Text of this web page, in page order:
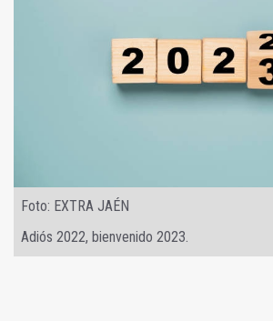
Foto: EXTRA JAÉN
Adiós 2022, bienvenido 2023.